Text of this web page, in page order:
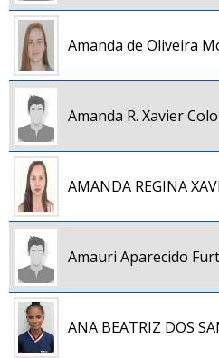
Amanda de Oliveira
Amanda R. Xavier
AMANDA REGINA
Amauri Aparecido
ANA BEATRIZ DOS